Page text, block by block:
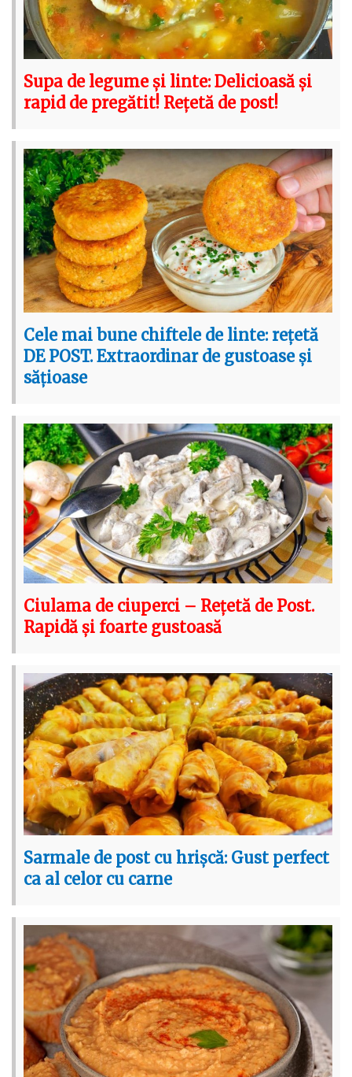
Supa de legume și linte: Delicioasă și
rapid de pregătit! Rețetă de post!
Cele mai bune chiftele de linte: rețetă
DE POST. Extraordinar de gustoase și
sățioase
Ciulama de ciuperci – Rețetă de Post.
Rapidă și foarte gustoasă
Sarmale de post cu hrișcă: Gust perfect
ca al celor cu carne